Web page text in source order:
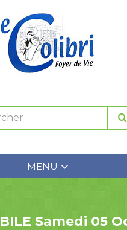
MENU
Samedi 05